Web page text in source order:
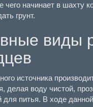
чего начинает в шахту
грунт.
виды
источника
делая воду чистой,
для питья. В ходе